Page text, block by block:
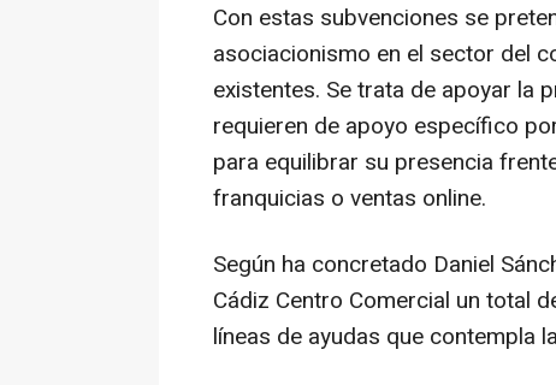
Con estas subvenciones se
asociacionismo en el sector del
existentes. Se trata de apoyar la
requieren de apoyo específico
para equilibrar su presencia
franquicias o ventas online.
Según ha concretado Daniel
Cádiz Centro Comercial un total
líneas de ayudas que contempla